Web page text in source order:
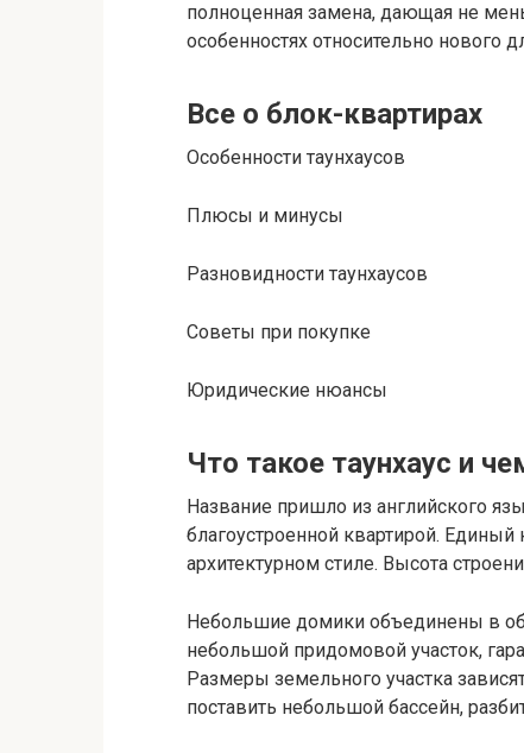
полноценная замена, дающая не
особенностях относительно нового
Все о блок-квартирах
Особенности таунхаусов
Плюсы и минусы
Разновидности таунхаусов
Советы при покупке
Юридические нюансы
Что такое таунхаус и
Название пришло из английского
благоустроенной квартирой.
архитектурном стиле. Высота
Небольшие домики объединены в
небольшой придомовой участок,
Размеры земельного участка
поставить небольшой бассейн,